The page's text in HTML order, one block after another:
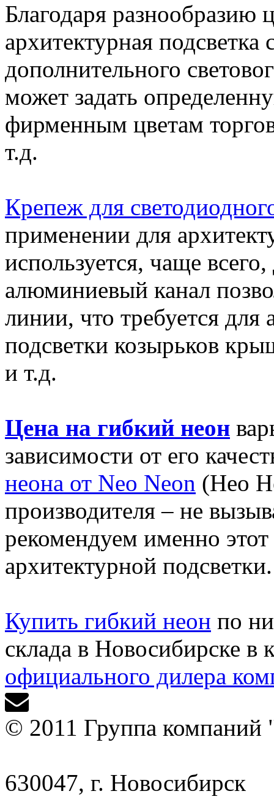
Благодаря разнообразию
архитектурная
дополнительного
может задать
фирменным цветам
т.д.
Крепеж для
применении для
используется, чаще
алюминиевый канал
линии, что требуется для
подсветки козырьков
и т.д.
Цена на гибкий неон
зависимости от его
неона от Neo Neon (Нео
производителя – не
рекомендуем именно
архитектурной подсветки.
Купить гибкий неон по
склада в Новосибирске
официального дилера
© 2011 Группа
630047, г. Новосибирск